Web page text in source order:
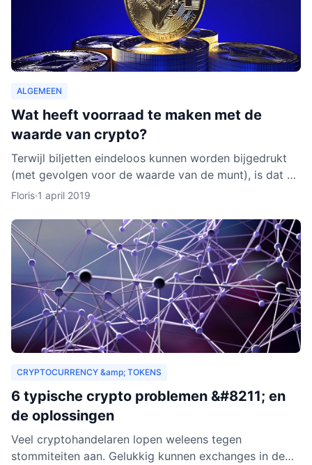
ALGEMEEN
Wat heeft voorraad te maken met de
waarde van crypto?
Terwijl biljetten eindeloos kunnen worden bijgedrukt
(met gevolgen voor de waarde van de munt), is dat bij
cryptocurrencies anders. Hoe werkt dit nu eigenlijk p
Floris·1 april 2019
CRYPTOCURRENCY &amp; TOKENS
6 typische crypto problemen &#8211; en
de oplossingen
Veel cryptohandelaren lopen weleens tegen
stommiteiten aan. Gelukkig kunnen exchanges in de